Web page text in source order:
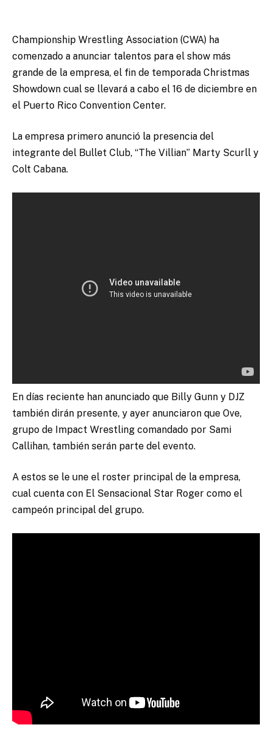
Championship Wrestling Association (CWA) ha
comenzado a anunciar talentos para el show más
grande de la empresa, el fin de temporada Christmas
Showdown cual se llevará a cabo el 16 de diciembre en
el Puerto Rico Convention Center.
La empresa primero anunció la presencia del
integrante del Bullet Club, “The Villian” Marty Scurll y
Colt Cabana.
En días reciente han anunciado que Billy Gunn y DJZ
también dirán presente, y ayer anunciaron que Ove,
grupo de Impact Wrestling comandado por Sami
Callihan, también serán parte del evento.
A estos se le une el roster principal de la empresa,
cual cuenta con El Sensacional Star Roger como el
campeón principal del grupo.